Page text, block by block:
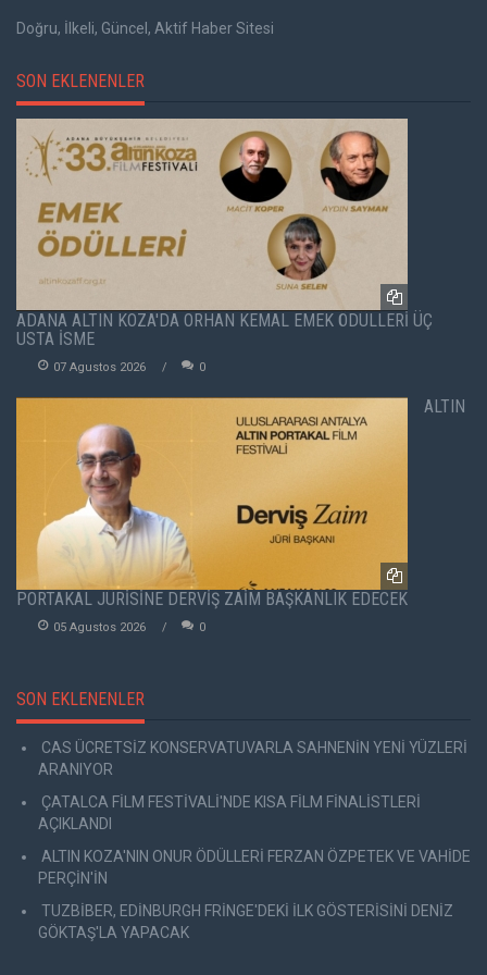
Doğru, İlkeli, Güncel, Aktif Haber Sitesi
SON EKLENENLER
ADANA ALTIN KOZA'DA ORHAN KEMAL EMEK ÖDÜLLERİ ÜÇ
USTA İSME
07 Agustos 2026 0
ALTIN
PORTAKAL JÜRİSİNE DERVİŞ ZAİM BAŞKANLIK EDECEK
05 Agustos 2026 0
SON EKLENENLER
CAS ÜCRETSİZ KONSERVATUVARLA SAHNENİN YENİ YÜZLERİ
ARANIYOR
ÇATALCA FİLM FESTİVALİ'NDE KISA FİLM FİNALİSTLERİ
AÇIKLANDI
ALTIN KOZA'NIN ONUR ÖDÜLLERİ FERZAN ÖZPETEK VE VAHİDE
PERÇİN'İN
TUZBİBER, EDİNBURGH FRİNGE'DEKİ İLK GÖSTERİSİNİ DENİZ
GÖKTAŞ'LA YAPACAK